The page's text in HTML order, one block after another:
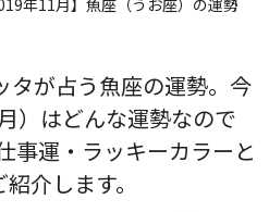
タが占う魚座の運勢。今
）はどんな運勢なので
事運・ラッキーカラーと
介します。